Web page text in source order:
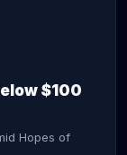
$100
Hopes of